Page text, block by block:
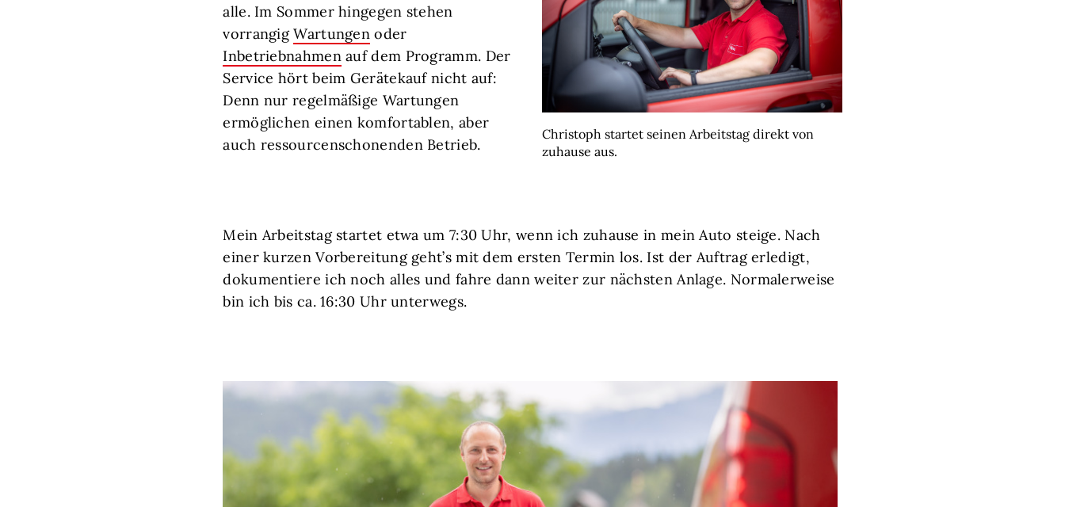
Christoph startet seinen Arbeitstag direkt von
zuhause aus.
alle. Im Sommer hingegen stehen
vorrangigWartungen oder
Inbetriebnahmenauf dem Programm. Der
Service hört beim Gerätekauf nicht auf:
Denn nur regelmäßige Wartungen
ermöglichen einen komfortablen, aber
auch ressourcenschonenden Betrieb.
Mein Arbeitstag startet etwa um 7:30 Uhr, wenn ich zuhause in mein Auto steige. Nach
einer kurzen Vorbereitung geht’s mit dem ersten Termin los. Ist der Auftrag erledigt,
dokumentiere ich noch alles und fahre dann weiter zur nächsten Anlage. Normalerweise
bin ich bis ca. 16:30 Uhr unterwegs.